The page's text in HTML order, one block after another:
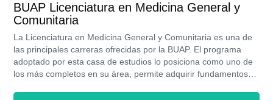
BUAP Licenciatura en Medicina General y
Comunitaria
La Licenciatura en Medicina General y Comunitaria es una de
las principales carreras ofrecidas por la BUAP. El programa
adoptado por esta casa de estudios lo posiciona como uno de
los más completos en su área, permite adquirir fundamentos